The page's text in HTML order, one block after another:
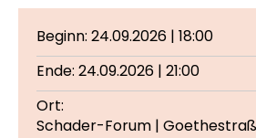
Beginn: 24.09.2026 | 18:00
Ende: 24.09.2026 | 21:00
Ort:
Schader-Forum |